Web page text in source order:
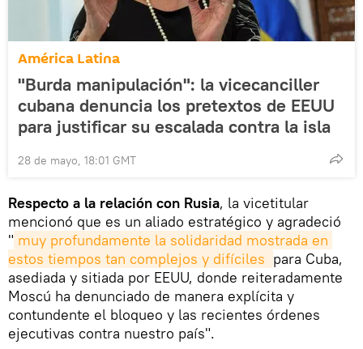
América Latina
"Burda manipulación": la vicecanciller
cubana denuncia los pretextos de EEUU
para justificar su escalada contra la isla
28 de mayo, 18:01 GMT
Respecto a la relación con Rusia, la vicetitular
mencionó que es un aliado estratégico y agradeció
" muy profundamente la solidaridad mostrada en
estos tiempos tan complejos y difíciles para Cuba,
asediada y sitiada por EEUU, donde reiteradamente
Moscú ha denunciado de manera explícita y
contundente el bloqueo y las recientes órdenes
ejecutivas contra nuestro país".